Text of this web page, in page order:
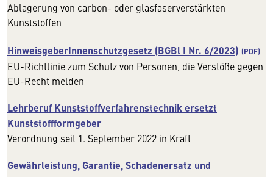
Ablagerung von carbon- oder glasfaserverstärkten
Kunststoffen
HinweisgeberInnenschutzgesetz (BGBl I Nr. 6/2023)
EU-Richtlinie zum Schutz von Personen, die Verstöße gegen
EU-Recht melden
Lehrberuf Kunststoffverfahrenstechnik ersetzt
Kunststoffformgeber
Verordnung seit 1. September 2022 in Kraft
Gewährleistung, Garantie, Schadenersatz und